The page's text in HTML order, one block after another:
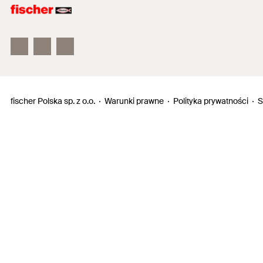
Electronic Solutions
fischer Polska sp. z o.o. Warunki prawne Polityka prywatności